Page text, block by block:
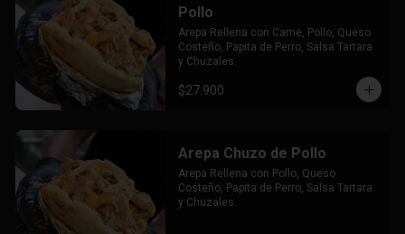
Pollo
Arepa Rellena con Carne, Pollo, Queso
Costeño, Papita de Perro, Salsa Tartara
y Chuzales.
$27.900
Arepa Chuzo de Pollo
Arepa Rellena con Pollo, Queso
Costeño, Papita de Perro, Salsa Tartara
y Chuzales.